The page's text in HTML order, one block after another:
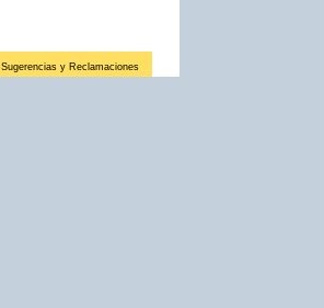
Sugerencias y Reclamaciones